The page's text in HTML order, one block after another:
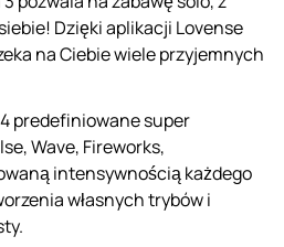
Dzięki aplikacji Lovense
na Ciebie wiele przyjemnych
predefiniowane super
Wave, Fireworks,
intensywnością każdego
własnych trybów i